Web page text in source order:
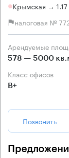
Крымская →
налоговая №
Арендуемые
578 — 5000
Класс офисов
B+
Позвонить